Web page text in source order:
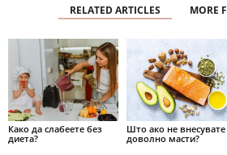
RELATED ARTICLES MORE
Како да слабеете без
диета?
Што ако не внесувате
доволно масти?